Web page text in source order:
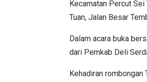
Kecamatan Percut
Tuan, Jalan Besar
Dalam acara buka
dari Pemkab Deli
Kehadiran